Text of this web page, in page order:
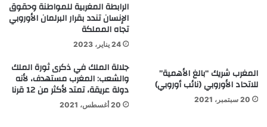
الرابطة المغربية للمواطنة وحقوق
الإنسان تندد بقرار البرلمان الأوروبي
تجاه المملكة
24 يناير، 2023
المغرب شريك “بالغ الأهمية”
للاتحاد الأوروبي (نائب أوروبي)
20 سبتمبر، 2021
جلالة الملك في ذكرى ثورة الملك
والشعب: المغرب مستهدف، لأنه
دولة عريقة، تمتد لأكثر من 12 قرنا
20 أغسطس، 2021